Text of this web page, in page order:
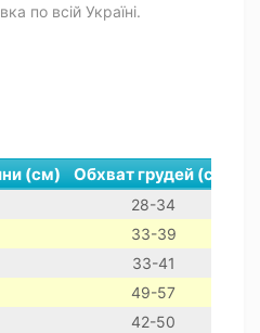
по всій Україні.
(см) Обхват грудей (см)
28-34
33-39
33-41
49-57
42-50